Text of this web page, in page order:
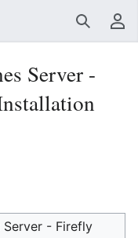
Suchen
Server -
Server - Firefly